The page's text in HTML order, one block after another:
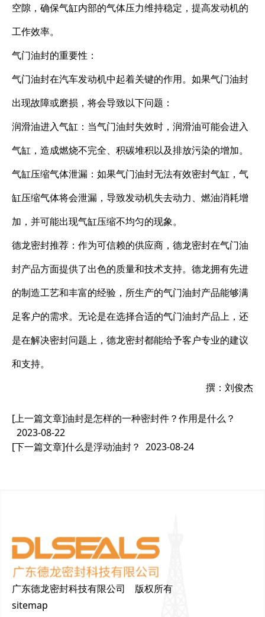
空隙，确保气缸内部的气体压力维持稳定，提高发动机的
工作效率。
气门油封的重要性：
气门油封在汽车发动机中起着关键的作用。如果气门油封
出现故障或磨损，将会导致以下问题：
润滑油进入气缸：当气门油封失效时，润滑油可能会进入
气缸，造成燃烧不完全、积碳堆积以及排放污染的增加。
气缸压缩气体泄漏：如果气门油封无法有效密封气缸，气
缸压缩气体将会泄漏，导致发动机失去动力、燃油消耗增
加，并可能出现气缸压缩不均匀的现象。
德龙密封推荐：作为可信赖的供应商，德龙密封在气门油
封产品方面提供了出色的质量和技术支持。德龙拥有先进
的制造工艺和丰富的经验，所生产的气门油封产品能够满
足客户的需求。无论是在选择合适的气门油封产品上，还
是在解决密封问题上，德龙密封都能给予客户专业的建议
和支持。
撰：刘俊杰
[上一篇文章]油封是怎样的一种密封件？作用是什么？
2023-08-22
[下一篇文章]什么是浮动油封？ 2023-08-24
广东德龙密封科技有限公司 版权所有
sitemap